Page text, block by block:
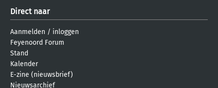
Direct naar
Aanmelden / inloggen
Feyenoord Forum
Stand
Kalender
E-zine (nieuwsbrief)
Nieuwsarchief